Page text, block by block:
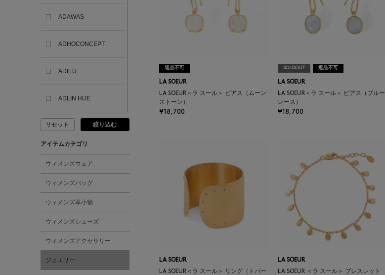
ADAWAS
ADHOCONCEPT
ADIEU
ADLIN HUE
ADVISORY BOARD
AESOP
ALBERT THURSTON
ALESSANDRO
リセット 絞り込む
アイテムカテゴリ
ウィメンズウェア
ウィメンズバッグ
ウィメンズ革小物
ウィメンズシューズ
ウィメンズアクセサリー
ジュエリー
返品不可
LA SOEUR
LA SOEUR＜ラ スール＞ ピアス（ムーン
ストーン）
¥18,700
SOLDOUT 返品不可
LA SOEUR
LA SOEUR＜ラ スール＞ ピアス（ブルー
レース）
¥18,700
LA SOEUR
LA SOEUR＜ラ スール＞ リング（トパー
LA SOEUR
LA SOEUR ＜ラ スール＞ ブレスレット